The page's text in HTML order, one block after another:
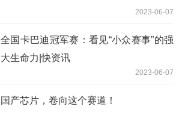
2023-06-07
全国卡巴迪冠军赛：看见“小众赛事”的强
大生命力|快资讯
2023-06-07
国产芯片，卷向这个赛道！